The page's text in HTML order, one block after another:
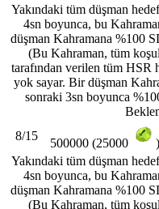
Yakındaki tüm düşman
4sn boyunca, bu
düşman Kahramana %100
(Bu Kahraman, tüm
tarafından verilen tüm HSR
yok sayar. Bir düşman
sonraki 3sn boyunca
8/15
500000 (25000 )
Yakındaki tüm düşman
4sn boyunca, bu
düşman Kahramana %100
(Bu Kahraman, tüm